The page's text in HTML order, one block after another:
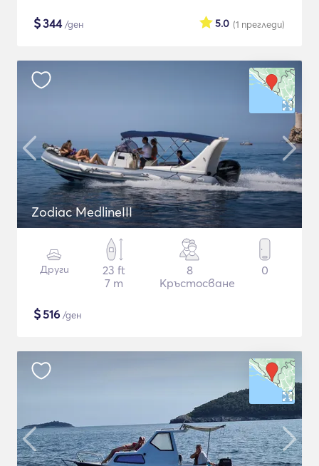
$344/ден (1 прегледи)
5.0
Zodiac MedlineIII
Други
23 ft
7 m
8
Кръстосване
0
$516 /ден